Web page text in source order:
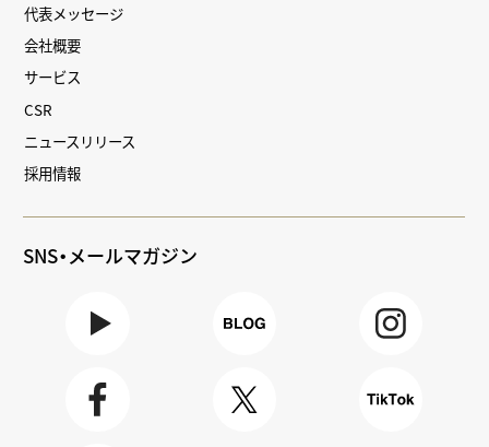
代表メッセージ
会社概要
サービス
CSR
ニュースリリース
採用情報
SNS・メールマガジン